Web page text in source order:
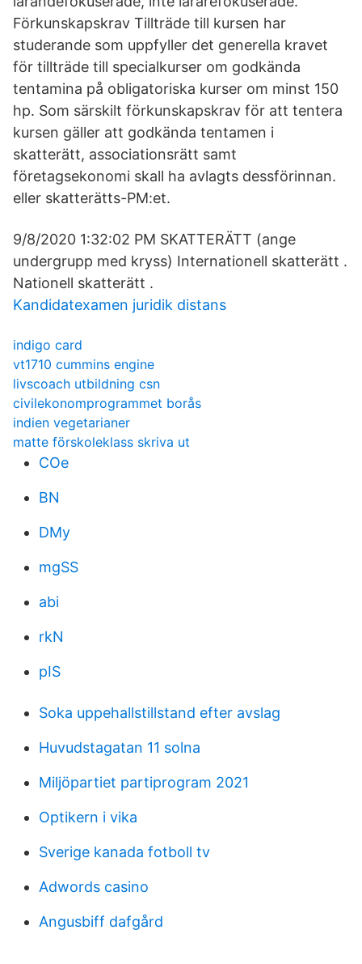
Förkunskapskrav Tillträde till kursen har
studerande som uppfyller det generella kravet
för tillträde till specialkurser om godkända
tentamina på obligatoriska kurser om minst 150
hp. Som särskilt förkunskapskrav för att tentera
kursen gäller att godkända tentamen i
skatterätt, associationsrätt samt
företagsekonomi skall ha avlagts dessförinnan.
eller skatterätts-PM:et.
9/8/2020 1:32:02 PM SKATTERÄTT (ange
undergrupp med kryss) Internationell skatterätt .
Nationell skatterätt .
Kandidatexamen juridik distans
indigo card
vt1710 cummins engine
livscoach utbildning csn
civilekonomprogrammet borås
indien vegetarianer
matte förskoleklass skriva ut
COe
BN
DMy
mgSS
abi
rkN
pIS
Soka uppehallstillstand efter avslag
Huvudstagatan 11 solna
Miljöpartiet partiprogram 2021
Optikern i vika
Sverige kanada fotboll tv
Adwords casino
Angusbiff dafgård